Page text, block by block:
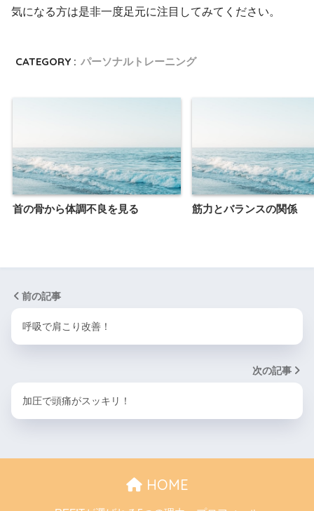
気になる方は是非一度足元に注目してみてください。
CATEGORY : パーソナルトレーニング
首の骨から体調不良を見る 筋力とバランスの関係
前の記事
呼吸で肩こり改善！
次の記事
加圧で頭痛がスッキリ！
HOME